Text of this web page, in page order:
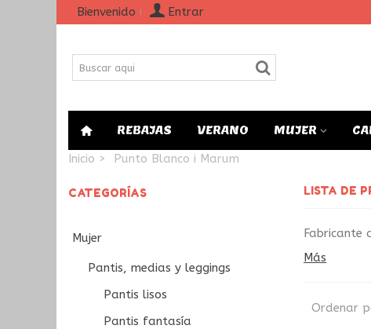
Bienvenido Entrar
REBAJAS VERANO MUJER
Inicio > Punto Blanco i Marum
CATEGORÍAS
Mujer
Pantis, medias y leggings
Pantis lisos
Pantis fantasía
LISTA DE
Fabricante
Más
Ordenar